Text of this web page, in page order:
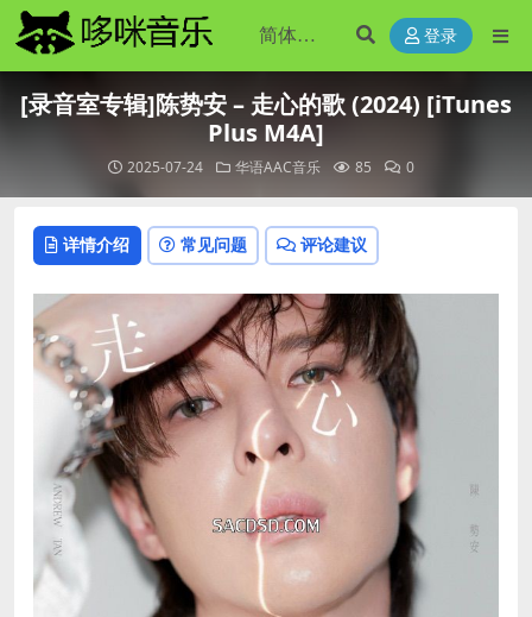
登录
[录音室专辑]陈势安 – 走心的歌 (2024) [iTunes
Plus M4A]
2025-07-24 华语AAC音乐 85 0
详情介绍 常见问题 评论建议